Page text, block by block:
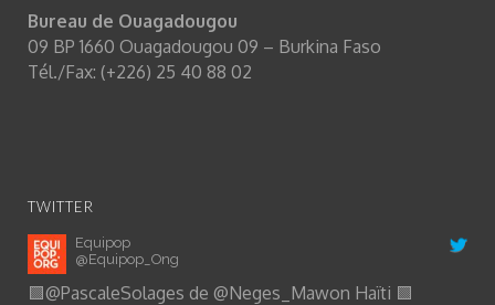
Bureau de Ouagadougou
09 BP 1660 Ouagadougou 09 – Burkina Faso
Tél./Fax: (+226) 25 40 88 02
TWITTER
Equipop
@Equipop_Ong
🟩@PascaleSolages de @Neges_Mawon Haïti 🟩